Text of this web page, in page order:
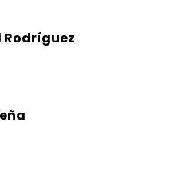
Rodríguez